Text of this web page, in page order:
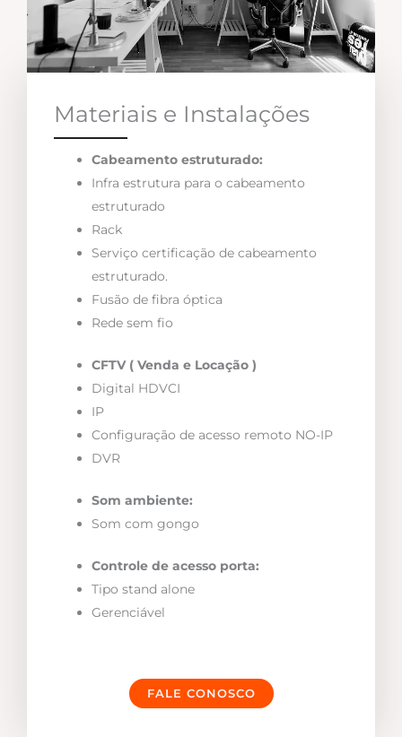
Materiais e Instalações
Cabeamento estruturado:
Infra estrutura para o cabeamento
estruturado
Rack
Serviço certificação de cabeamento
estruturado.
Fusão de fibra óptica
Rede sem fio
CFTV ( Venda e Locação )
Digital HDVCI
IP
Configuração de acesso remoto NO-IP
DVR
Som ambiente:
Som com gongo
Controle de acesso porta:
Tipo stand alone
Gerenciável
FALE CONOSCO